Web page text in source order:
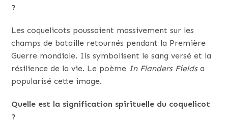
?
Les coquelicots poussaient massivement sur les
champs de bataille retournés pendant la Première
Guerre mondiale. Ils symbolisent le sang versé et la
résilience de la vie. Le poème In Flanders Fieldsa
popularisé cette image.
Quelle est la signification spirituelle du coquelicot
?